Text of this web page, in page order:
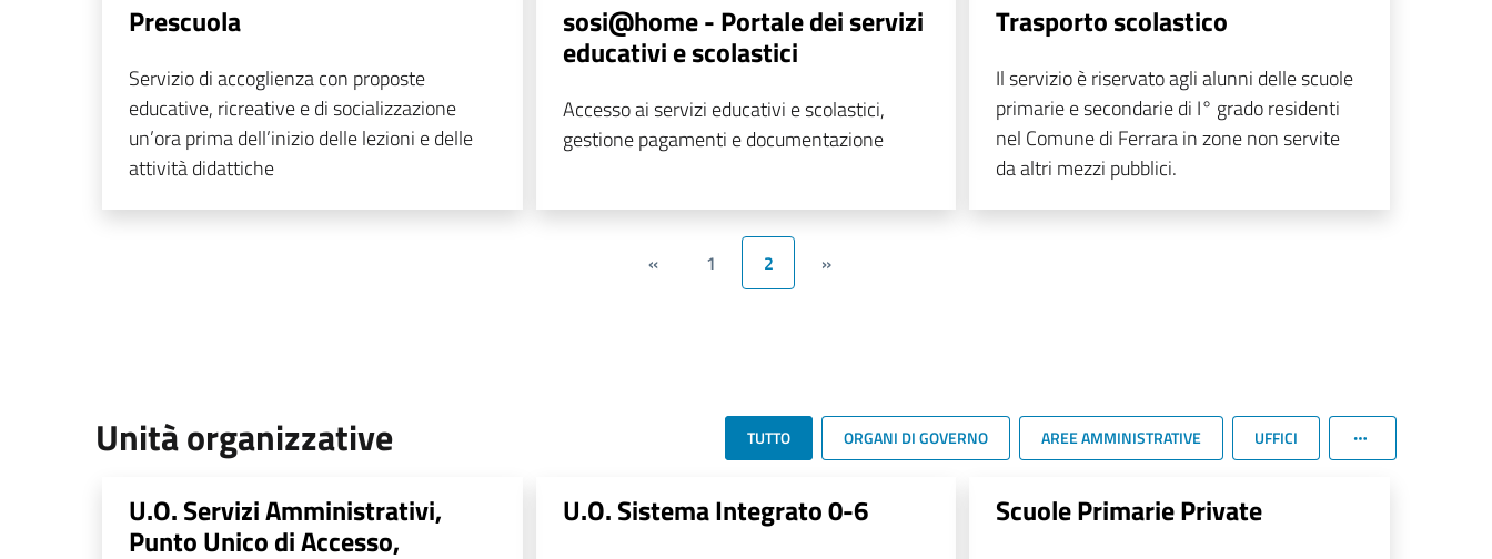
Prescuola
Servizio di accoglienza con proposte
educative, ricreative e di socializzazione
un’ora prima dell’inizio delle lezioni e delle
attività didattiche
sosi@home - Portale dei servizi
educativi e scolastici
Accesso ai servizi educativi e scolastici,
gestione pagamenti e documentazione
Trasporto scolastico
Il servizio è riservato agli alunni delle scuole
primarie e secondarie di I° grado residenti
nel Comune di Ferrara in zone non servite
da altri mezzi pubblici.
« 1 2 »
Unità organizzative TUTTO ORGANI DI GOVERNO AREE AMMINISTRATIVE UFFICI
U.O. Servizi Amministrativi,
Punto Unico di Accesso,
U.O. Sistema Integrato 0-6 Scuole Primarie Private